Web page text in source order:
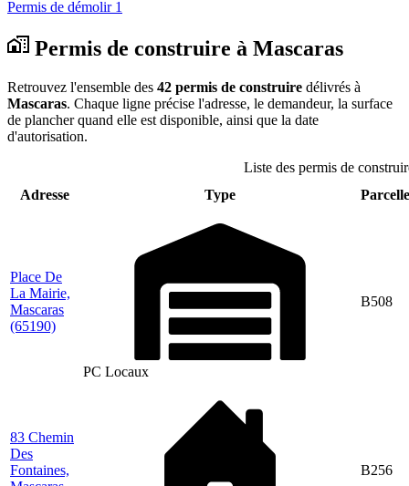
Permis de démolir 1
Permis de construire à Mascaras
Retrouvez l'ensemble des 42 permis de construire délivrés à
Mascaras. Chaque ligne précise l'adresse, le demandeur, la surface
de plancher quand elle est disponible, ainsi que la date
d'autorisation.
Liste des permis de
Adresse
Type
Place De
La Mairie,
Mascaras
(65190)
PC Locaux
B508
83 Chemin
Des
Fontaines,
B256